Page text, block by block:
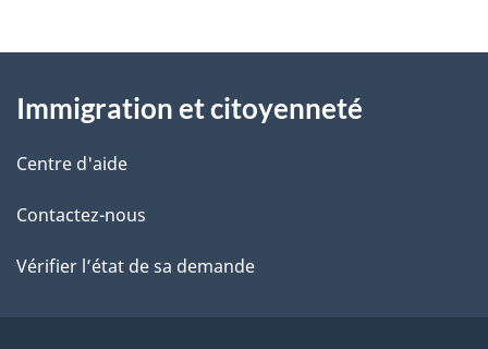
l
s
l
a
o
t
e
é
t
propos
de
ce
site
Immigration et citoyenneté
Centre d'aide
Contactez-nous
Vérifier l’état de sa demande